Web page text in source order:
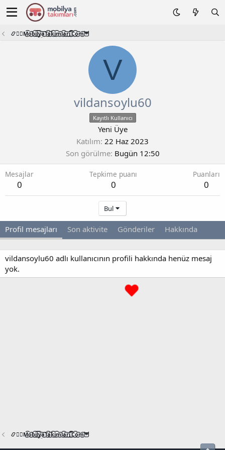
📿🧙‍♂️M͜͡o͜͡b͜͡i͜͡l͜͡y͜͡a͜͡T͜͡a͜͡k͜͡i͜͡m͜͡l͜͡a͜͡r͜͡i͜͡.͜͡C͜͡o͜͡m͜͡🦉
V
vildansoylu60
Kayıtlı Kullanıcı
Yeni Üye
Katılım 22 Haz 2023
Son görülme Bugün 12:50
Mesajlar
0
Tepkime puanı
0
Puanları
0
Bul
Profil mesajları Son aktivite Gönderiler Hakkında
vildansoylu60 adlı kullanıcının profili hakkında henüz mesaj
yok.
📿🧙‍♂️M͜͡o͜͡b͜͡i͜͡l͜͡y͜͡a͜͡T͜͡a͜͡k͜͡i͜͡m͜͡l͜͡a͜͡r͜͡i͜͡.͜͡C͜͡o͜͡m͜͡🦉